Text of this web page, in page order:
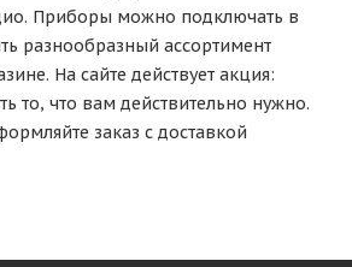
Приборы можно подключать в
разнообразный ассортимент
На сайте действует акция:
то, что вам действительно нужно.
заказ с доставкой